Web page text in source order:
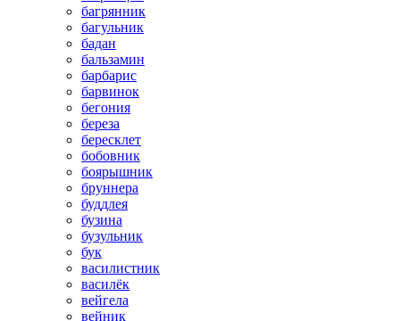
багрянник
багульник
бадан
бальзамин
барбарис
барвинок
бегония
береза
бересклет
бобовник
боярышник
бруннера
буддлея
бузина
бузульник
бук
василистник
василёк
вейгела
вейник